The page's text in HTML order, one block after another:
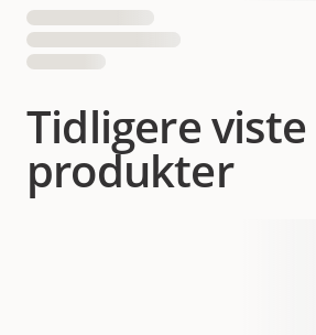
Tidligere viste
produkter